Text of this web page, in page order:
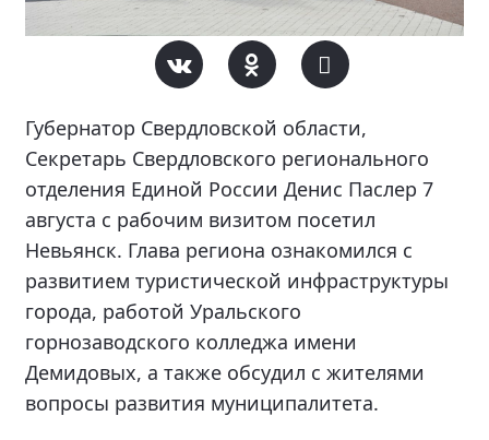
Губернатор Свердловской области,
Секретарь Свердловского регионального
отделения Единой России Денис Паслер 7
августа с рабочим визитом посетил
Невьянск. Глава региона ознакомился с
развитием туристической инфраструктуры
города, работой Уральского
горнозаводского колледжа имени
Демидовых, а также обсудил с жителями
вопросы развития муниципалитета.